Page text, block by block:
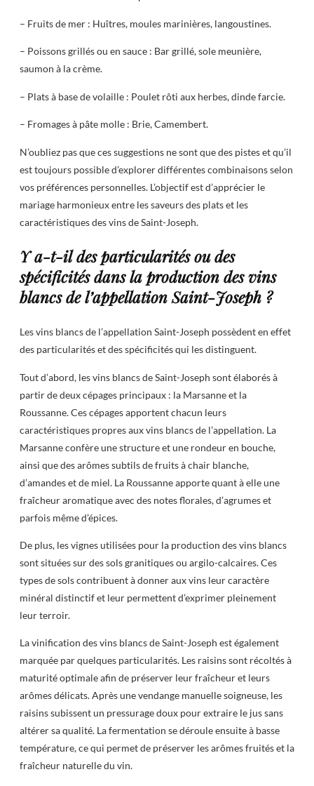
– Fruits de mer : Huîtres, moules marinières, langoustines.
– Poissons grillés ou en sauce : Bar grillé, sole meunière,
saumon à la crème.
– Plats à base de volaille : Poulet rôti aux herbes, dinde farcie.
– Fromages à pâte molle : Brie, Camembert.
N’oubliez pas que ces suggestions ne sont que des pistes et qu’il
est toujours possible d’explorer différentes combinaisons selon
vos préférences personnelles. L’objectif est d’apprécier le
mariage harmonieux entre les saveurs des plats et les
caractéristiques des vins de Saint-Joseph.
Y a-t-il des particularités ou des
spécificités dans la production des vins
blancs de l’appellation Saint-Joseph ?
Les vins blancs de l’appellation Saint-Joseph possèdent en effet
des particularités et des spécificités qui les distinguent.
Tout d’abord, les vins blancs de Saint-Joseph sont élaborés à
partir de deux cépages principaux : la Marsanne et la
Roussanne. Ces cépages apportent chacun leurs
caractéristiques propres aux vins blancs de l’appellation. La
Marsanne confère une structure et une rondeur en bouche,
ainsi que des arômes subtils de fruits à chair blanche,
d’amandes et de miel. La Roussanne apporte quant à elle une
fraîcheur aromatique avec des notes florales, d’agrumes et
parfois même d’épices.
De plus, les vignes utilisées pour la production des vins blancs
sont situées sur des sols granitiques ou argilo-calcaires. Ces
types de sols contribuent à donner aux vins leur caractère
minéral distinctif et leur permettent d’exprimer pleinement
leur terroir.
La vinification des vins blancs de Saint-Joseph est également
marquée par quelques particularités. Les raisins sont récoltés à
maturité optimale afin de préserver leur fraîcheur et leurs
arômes délicats. Après une vendange manuelle soigneuse, les
raisins subissent un pressurage doux pour extraire le jus sans
altérer sa qualité. La fermentation se déroule ensuite à basse
température, ce qui permet de préserver les arômes fruités et la
fraîcheur naturelle du vin.